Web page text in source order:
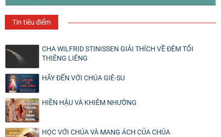
Tin tiêu điểm
CHA WILFRID STINISSEN GIẢI THÍCH VỀ ĐÊM TỐI
THIÊNG LIÊNG
HÃY ĐẾN VỚI CHÚA GIÊ-SU
HIỀN HẬU VÀ KHIÊM NHƯỜNG
HỌC VỚI CHÚA VÀ MANG ÁCH CỦA CHÚA